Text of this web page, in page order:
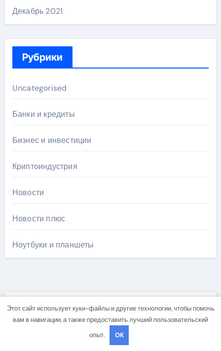
Декабрь 2021
Рубрики
Uncategorised
Банки и кредиты
Бизнес и инвестиции
Криптоиндустрия
Новости
Новости плюс
Ноутбуки и планшеты
Вы пропустили
Этот сайт использует куки-файлы и другие технологии, чтобы помочь
вам в навигации, а также предоставить лучший пользовательский
опыт.
OK